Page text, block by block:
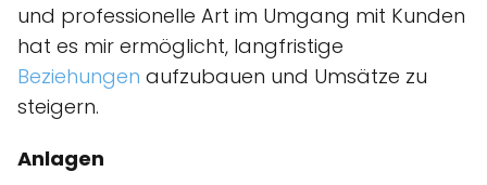
und professionelle Art im Umgang mit Kunden
hat es mir ermöglicht, langfristige
Beziehungen aufzubauen und Umsätze zu
steigern.
Anlagen